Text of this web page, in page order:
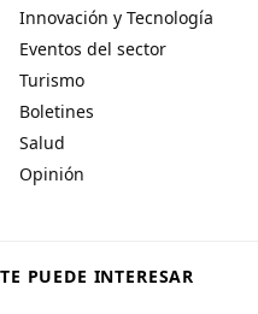
Innovación y Tecnología
Eventos del sector
Turismo
Boletines
Salud
Opinión
TE PUEDE INTERESAR